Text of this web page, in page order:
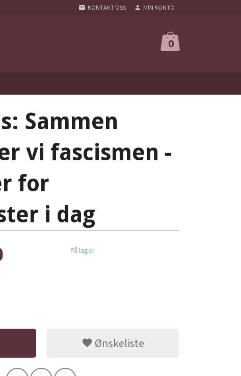
KONTAKT OSS MIN KONTO
0
Sammen
vi fascismen -
for
i dag
På lager
Ønskeliste